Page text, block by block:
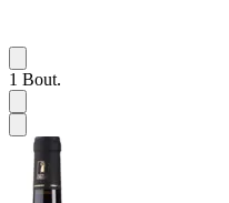
1 Bout.